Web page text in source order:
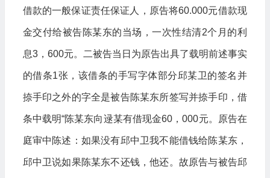
借款的一般保证责任保证人，原告将60.000元借款现
金交付给被告陈某东的当场，一次性结清2个月的利
息3，600元。二被告当日为原告出具了载明前述事实
的借条1张，该借条的手写字体部分邱某卫的签名并
捺手印之外的字全是被告陈某东所签写并捺手印，借
条中载明“陈某东向逯某有借现金60，000元。原告在
庭审中陈述：如果没有邱中卫我不能借钱给陈某东，
邱中卫说如果陈某东不还钱，他还。故原告与被告邱